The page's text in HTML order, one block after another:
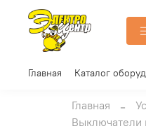
Главная Каталог
Главная
Выключатели